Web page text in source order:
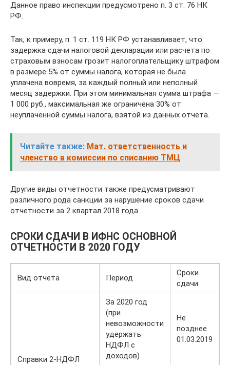
Данное право инспекции предусмотрено п. 3 ст. 76 НК
РФ.
Так, к примеру, п. 1 ст. 119 НК РФ устанавливает, что
задержка сдачи налоговой декларации или расчета по
страховым взносам грозит налогоплательщику штрафом
в размере 5% от суммы налога, которая не была
уплачена вовремя, за каждый полный или неполный
месяц задержки. При этом минимальная сумма штрафа —
1 000 руб., максимальная же ограничена 30% от
неуплаченной суммы налога, взятой из данных отчета.
Читайте также: Мат. ответственность и
членство в комиссии по списанию ТМЦ
Другие виды отчетности также предусматривают
различного рода санкции за нарушение сроков сдачи
отчетности за 2 квартал 2018 года.
СРОКИ СДАЧИ В ИФНС ОСНОВНОЙ
ОТЧЕТНОСТИ В 2020 ГОДУ
Вид отчета Период
Сроки
сдачи
Справки 2-НДФЛ
За 2020 год
(при
невозможности
удержать
НДФЛ с
доходов)
Не
позднее
01.03.2019